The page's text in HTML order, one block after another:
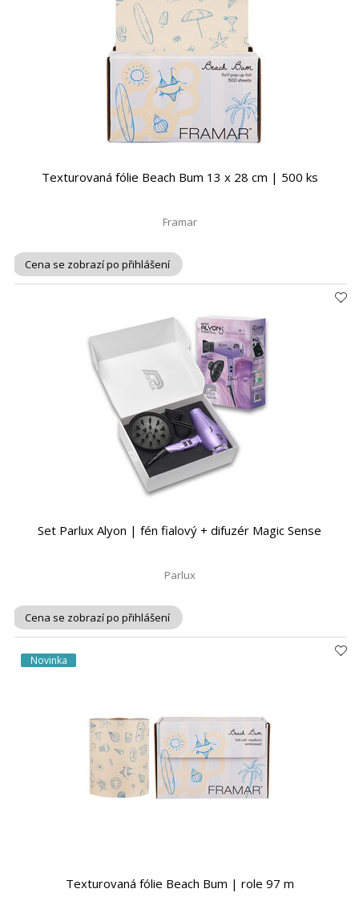
Texturovaná fólie Beach Bum 13 x 28 cm | 500 ks
Framar
Cena se zobrazí po přihlášení
Set Parlux Alyon | fén fialový + difuzér Magic Sense
Parlux
Cena se zobrazí po přihlášení
Novinka
Texturovaná fólie Beach Bum | role 97 m